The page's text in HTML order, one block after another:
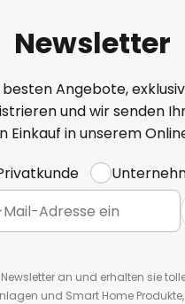
Newsletter
Angebote,
und wir senden
Einkauf in unserem
an und erhalten sie
und Smart Home